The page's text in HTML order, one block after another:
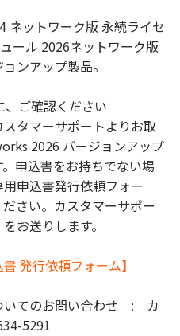
ネットワーク版 永続ライセ
ール 2026ネットワーク版
ンアップ製品。
ご確認ください
タマーサポートよりお取
2026 バージョンアップ
申込書をお持ちでない場
申込書発行依頼フォー
さい。カスタマーサポー
お送りします。
発行依頼フォーム】
いてのお問い合わせ : カ
5291